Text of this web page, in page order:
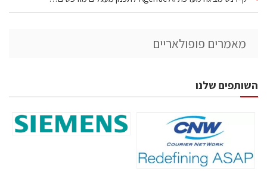
מאמרים פופולאריים
השותפים שלנו